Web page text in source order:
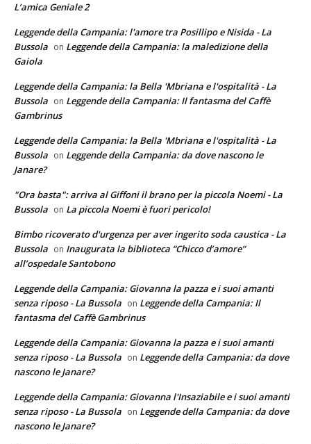
L’amica Geniale 2
Leggende della Campania: l'amore tra Posillipo e Nisida - La
Bussola on Leggende della Campania: la maledizione della
Gaiola
Leggende della Campania: la Bella 'Mbriana e l'ospitalità - La
Bussola on Leggende della Campania: Il fantasma del Caffè
Gambrinus
Leggende della Campania: la Bella 'Mbriana e l'ospitalità - La
Bussola on Leggende della Campania: da dove nascono le
Janare?
"Ora basta": arriva al Giffoni il brano per la piccola Noemi - La
Bussola on La piccola Noemi è fuori pericolo!
Bimbo ricoverato d'urgenza per aver ingerito soda caustica - La
Bussola on Inaugurata la biblioteca “Chicco d’amore”
all’ospedale Santobono
Leggende della Campania: Giovanna la pazza e i suoi amanti
senza riposo - La Bussola on Leggende della Campania: Il
fantasma del Caffè Gambrinus
Leggende della Campania: Giovanna la pazza e i suoi amanti
senza riposo - La Bussola on Leggende della Campania: da dove
nascono le Janare?
Leggende della Campania: Giovanna l'Insaziabile e i suoi amanti
senza riposo - La Bussola on Leggende della Campania: da dove
nascono le Janare?